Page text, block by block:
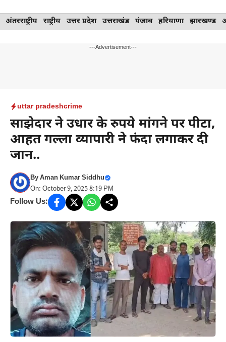
Skip
to
अंतरराष्ट्रीय राष्ट्रीय उत्तर प्रदेश उत्तराखंड पंजाब हरियाणा झारखण्ड
---Advertisement---
uttar pradeshcrime
साझेदार ने उधार के रुपये मांगने पर पीटा,
आहत गल्ला व्यापारी ने फंदा लगाकर दी
जान..
ByAman Kumar Siddhu
On: October 9, 2025 8:19 PM
Follow Us: